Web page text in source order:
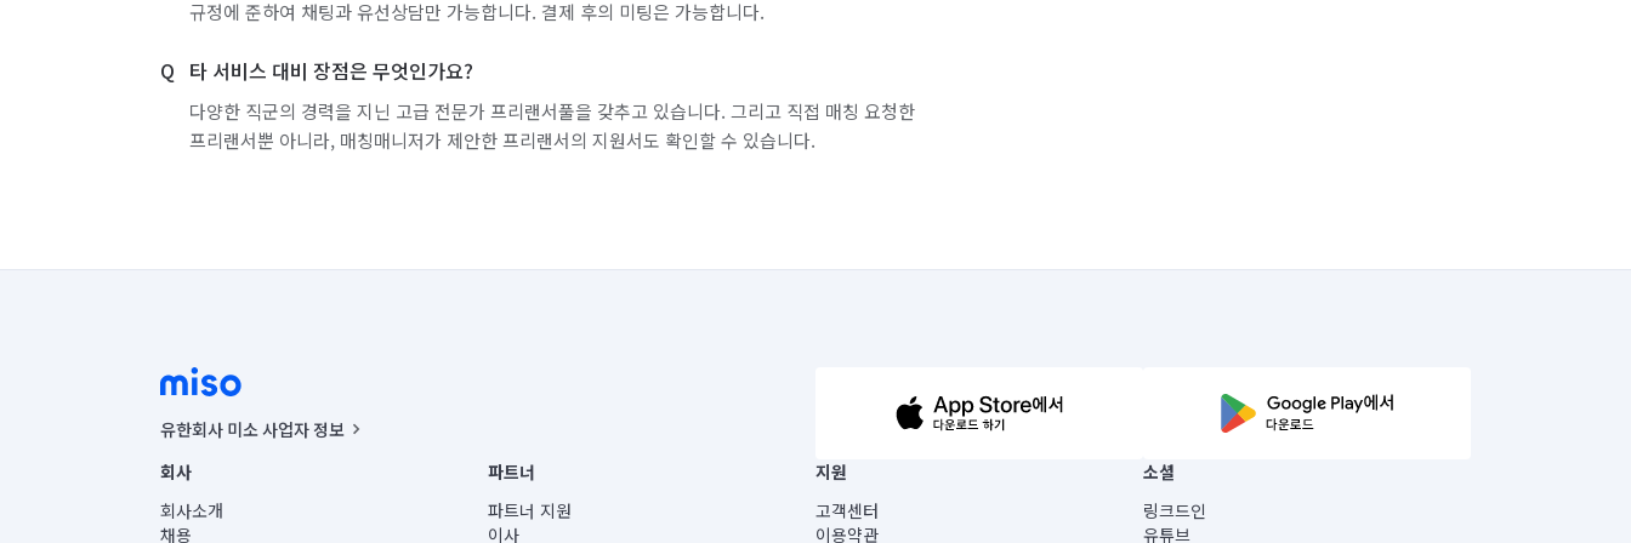
규정에 준하여 채팅과 유선상담만 가능합니다. 결제 후의 미팅은 가능합니다.
타 서비스 대비 장점은 무엇인가요?
다양한 직군의 경력을 지닌 고급 전문가 프리랜서풀을 갖추고 있습니다. 그리고 직접 매칭 요청한
프리랜서뿐 아니라, 매칭매니저가 제안한 프리랜서의 지원서도 확인할 수 있습니다.
유한회사 미소 사업자 정보
사업자등록번호 : 291-87-00271 | 인허가번호 : 2016-3220163-14-5-00019 |
통신판매신고번호 : 2024-서울종로-1400(공정거래위원회 정보) |
대표이사 : CHING VICTOR COLUMBIA RHEE
주소 | 본사: 서울특별시 종로구 율곡로 6(중학동, 트윈트리빌딩) B동 5층
회사
회사소개
채용
파트너
파트너 지원
이사
지원
고객센터
이용약관
소셜
링크드인
유튜브